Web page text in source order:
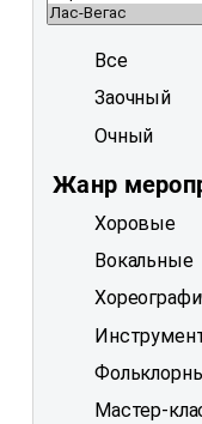
Все
Заочный
Очный
Жанр
Хоровые
Вокальные
Мастер-